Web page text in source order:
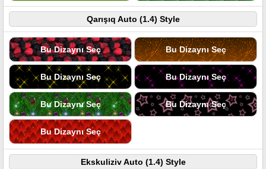
Qarışıq Auto (1.4) Style
Bu Dizaynı Seç Bu Dizaynı Seç
Bu Dizaynı Seç Bu Dizaynı Seç
Bu Dizaynı Seç Bu Dizaynı Seç
Bu Dizaynı Seç
Ekskuliziv Auto (1.4) Style